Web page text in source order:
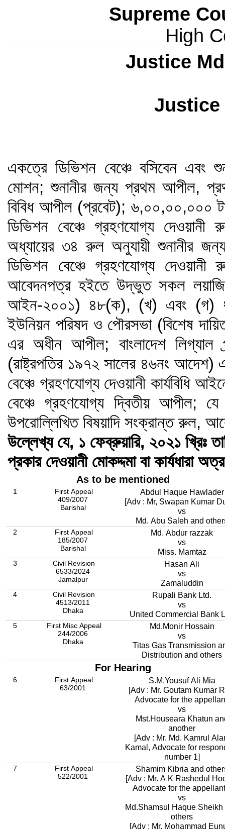
Supreme
High
Justice
Justice
একত্রে ডিভিশন বেঞ্চে বসিবেন এবং
মোশন; শুনানীর জন্য প্রথম আপীল,
বিবিধ আপীল (প্রবেট); ৬,০০,০০,০০০
ডিভিশন বেঞ্চে গ্রহণযোগ্য
অধ্যায়ের ৩৪ রুল অনুযায়ী শুনানীর
ডিভিশন বেঞ্চে গ্রহণযোগ্য দেওয়ানী
আবেদনপত্র হইতে উদ্ভুত সকল
আইন-২০০১) ৪৮(ক), (খ) এবং (গ)
ইউনিয়ন পরিষদ ও পৌরসভা (বিশেষ
এর অধীন আপীল; বাংলাদেশ লিগ্যাল
(রাষ্ট্রপতির ১৯৭২ সালের ৪৬নং
বেঞ্চে গ্রহণযোগ্য দেওয়ানী কার্যবিধি
বেঞ্চে গ্রহণযোগ্য দ্বিতীয় আপীল;
উপরোল্লিখিত বিষয়াদি সংক্রান্ত রুল,
উল্লেখ্য যে, ১ ফেব্রুয়ারি, ২০২১ খ্রিঃ
প্রকার দেওয়ানী মোকদ্দমা বা কার্যধারা
As to be mentioned
1
First Appeal
409/2007
Barishal
Abdul Haque Hawlader
[Adv : Mr, Swapan Kumar
vs
Md. Abu Saleh and
2
First Appeal
185/2007
Barishal
Md. Abdur razzak
vs
Miss. Mamtaz
3
Civil Revision
6533/2024
Jamalpur
Hasan Ali
vs
Zamaluddin
4
Civil Revision
4513/2011
Dhaka
Rupali Bank Ltd.
vs
United Commercial Bank
5
First Misc Appeal
244/2006
Dhaka
Md.Monir Hossain
vs
Titas Gas Transmission
Distribution and others
For Hearing
6
First Appeal
63/2001
S.M.Yousuf Ali Mia
[Adv : Mr. Goutam Kumar
Advocate for the
vs
Mst.Houseara Khatun
another
[Adv : Mr. Md. Kamrul
Kamal, Advocate for
number 1]
7
First Appeal
522/2001
Shamim Kibria and
[Adv : Mr. A K Rashedul
Advocate for the
vs
Md.Shamsul Haque Sheikh
others
[Adv : Mr. Mohammad